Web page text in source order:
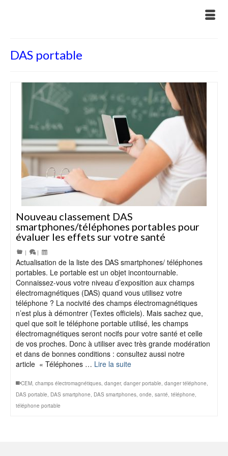
DAS portable
Nouveau classement DAS
smartphones/téléphones portables pour
évaluer les effets sur votre santé
| |
Actualisation de la liste des DAS smartphones/ téléphones
portables. Le portable est un objet incontournable.
Connaissez-vous votre niveau d’exposition aux champs
électromagnétiques (DAS) quand vous utilisez votre
téléphone ? La nocivité des champs électromagnétiques
n’est plus à démontrer (Textes officiels). Mais sachez que,
quel que soit le téléphone portable utilisé, les champs
électromagnétiques seront nocifs pour votre santé et celle
de vos proches. Donc à utiliser avec très grande modération
et dans de bonnes conditions : consultez aussi notre
article « Téléphones … Lire la suite
CEM, champs électromagnétiques, danger, danger portable, danger téléphone,
DAS portable, DAS smartphone, DAS smartphones, onde, santé, téléphone,
téléphone portable